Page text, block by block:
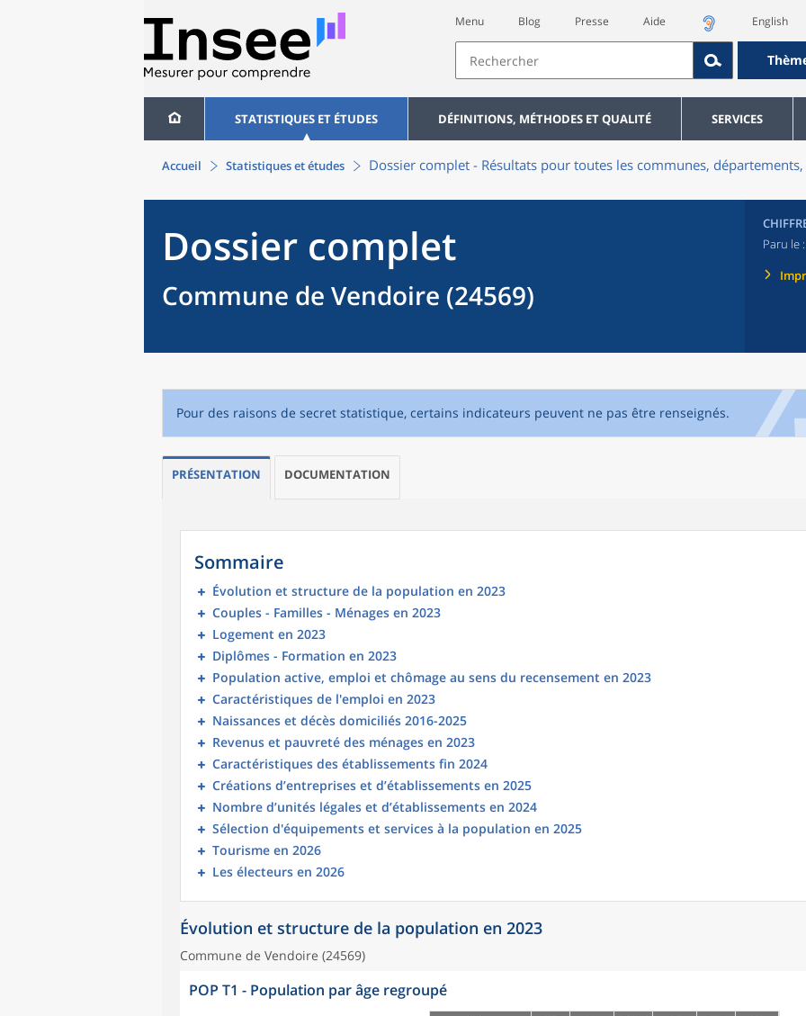
Menu Blog Presse Aide English
STATISTIQUES ET ÉTUDES DÉFINITIONS, MÉTHODES ET QUALITÉ SERVICES
Accueil Statistiques et études Dossier complet - Résultats pour toutes les communes,
Dossier complet
Commune de Vendoire (24569)
Paru le
Pour des raisons de secret statistique, certains indicateurs peuvent ne pas être renseignés.
PRÉSENTATION DOCUMENTATION
Sommaire
Évolution et structure de la population en 2023
Couples - Familles - Ménages en 2023
Logement en 2023
Diplômes - Formation en 2023
Population active, emploi et chômage au sens du recensement en 2023
Caractéristiques de l'emploi en 2023
Naissances et décès domiciliés 2016-2025
Revenus et pauvreté des ménages en 2023
Caractéristiques des établissements fin 2024
Créations d’entreprises et d’établissements en 2025
Nombre d’unités légales et d’établissements en 2024
Sélection d'équipements et services à la population en 2025
Tourisme en 2026
Les électeurs en 2026
Évolution et structure de la population en 2023
Commune de Vendoire (24569)
POP T1 - Population par âge regroupé